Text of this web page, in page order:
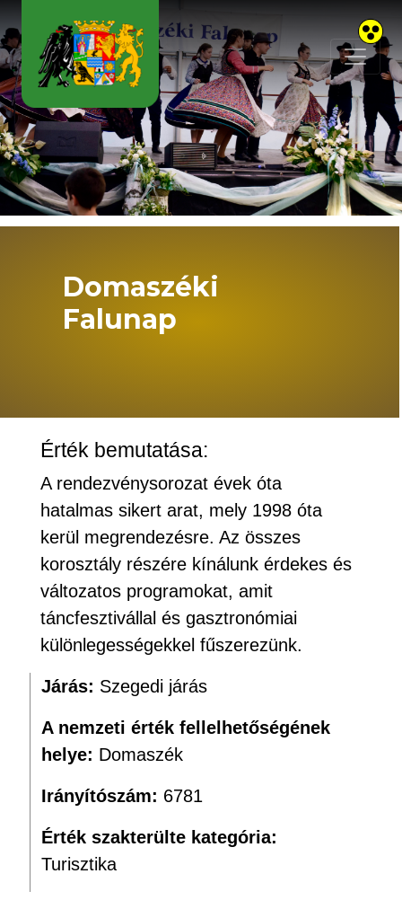
Domaszéki
Falunap
Érték bemutatása:
A rendezvénysorozat évek óta
hatalmas sikert arat, mely 1998 óta
kerül megrendezésre. Az összes
korosztály részére kínálunk érdekes és
változatos programokat, amit
táncfesztivállal és gasztronómiai
különlegességekkel fűszerezünk.
Járás: Szegedi járás
A nemzeti érték fellelhetőségének
helye: Domaszék
Irányítószám: 6781
Érték szakterülte kategória:
Turisztika